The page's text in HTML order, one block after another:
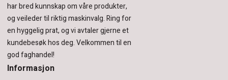
har bred kunnskap om våre produkter,
og veileder til riktig maskinvalg. Ring for
en hyggelig prat, og vi avtaler gjerne et
kundebesøk hos deg.Velkommen til en
god faghandel!
Informasjon